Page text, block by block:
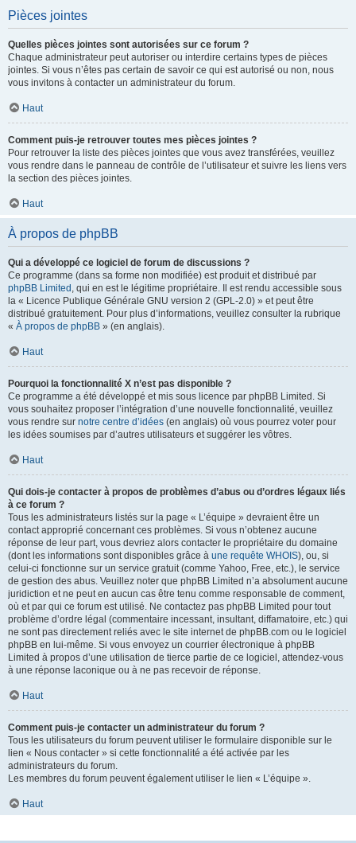
Pièces jointes
Quelles pièces jointes sont autorisées sur ce forum ?
Chaque administrateur peut autoriser ou interdire certains types de pièces
jointes. Si vous n’êtes pas certain de savoir ce qui est autorisé ou non, nous
vous invitons à contacter un administrateur du forum.
Haut
Comment puis-je retrouver toutes mes pièces jointes ?
Pour retrouver la liste des pièces jointes que vous avez transférées, veuillez
vous rendre dans le panneau de contrôle de l’utilisateur et suivre les liens vers
la section des pièces jointes.
Haut
À propos de phpBB
Qui a développé ce logiciel de forum de discussions ?
Ce programme (dans sa forme non modifiée) est produit et distribué par
phpBB Limited , qui en est le légitime propriétaire. Il est rendu accessible sous
la « Licence Publique Générale GNU version 2 (GPL-2.0) » et peut être
distribué gratuitement. Pour plus d’informations, veuillez consulter la rubrique
« À propos de phpBB » (en anglais).
Haut
Pourquoi la fonctionnalité X n’est pas disponible ?
Ce programme a été développé et mis sous licence par phpBB Limited. Si
vous souhaitez proposer l’intégration d’une nouvelle fonctionnalité, veuillez
vous rendre sur notre centre d’idées (en anglais) où vous pourrez voter pour
les idées soumises par d’autres utilisateurs et suggérer les vôtres.
Haut
Qui dois-je contacter à propos de problèmes d’abus ou d’ordres légaux liés
à ce forum ?
Tous les administrateurs listés sur la page « L’équipe » devraient être un
contact approprié concernant ces problèmes. Si vous n’obtenez aucune
réponse de leur part, vous devriez alors contacter le propriétaire du domaine
(dont les informations sont disponibles grâce à une requête WHOIS), ou, si
celui-ci fonctionne sur un service gratuit (comme Yahoo, Free, etc.), le service
de gestion des abus. Veuillez noter que phpBB Limited n’a absolument aucune
juridiction et ne peut en aucun cas être tenu comme responsable de comment,
où et par qui ce forum est utilisé. Ne contactez pas phpBB Limited pour tout
problème d’ordre légal (commentaire incessant, insultant, diffamatoire, etc.) qui
ne sont pas directement reliés avec le site internet de phpBB.com ou le logiciel
phpBB en lui-même. Si vous envoyez un courrier électronique à phpBB
Limited à propos d’une utilisation de tierce partie de ce logiciel, attendez-vous
à une réponse laconique ou à ne pas recevoir de réponse.
Haut
Comment puis-je contacter un administrateur du forum ?
Tous les utilisateurs du forum peuvent utiliser le formulaire disponible sur le
lien « Nous contacter » si cette fonctionnalité a été activée par les
administrateurs du forum.
Les membres du forum peuvent également utiliser le lien « L’équipe ».
Haut